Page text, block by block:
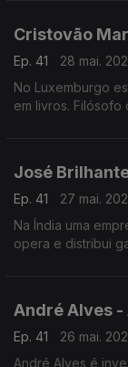
Cristovão
Ep. 41
28 mai.
No Luxemburgo
em livros.
José
Ep. 41
27 mai.
Na Índia uma
opera e distribui
André Alves
Ep. 41
26 mai.
André Alves é